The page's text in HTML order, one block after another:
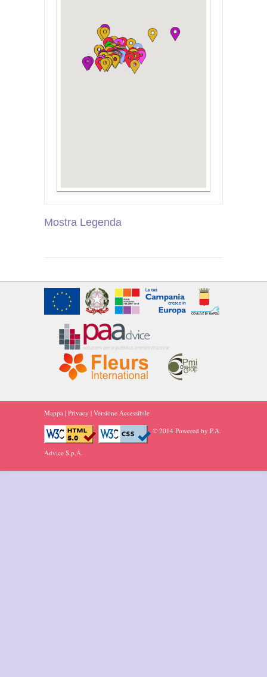
Mostra Legenda
Mappa | Privacy | Versione Accessibile
© 2014 Powered by P.A.
Advice S.p.A.